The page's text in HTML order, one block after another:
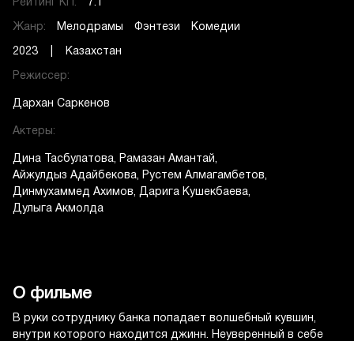
Рейтинг КП: 7.1
Жанр: Мелодрамы Фэнтези Комедии
2023 | Казахстан
Режиссер:
Дархан Саркенов
Актеры:
Дина Тасбулатова
Рамазан Амантай
Айжулдыз Адайбекова
Рустем Алмагамбетов
Динмухаммед Ахимов
Дарига Кушекбаева
Дулыга Акмолда
О фильме
В руки сотруднику банка попадает волшебный кувшин,
внутри которого находится джинн. Неуверенный в себе